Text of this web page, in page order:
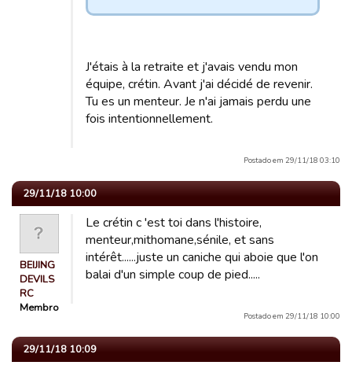
J'étais à la retraite et j'avais vendu mon
équipe, crétin. Avant j'ai décidé de revenir.
Tu es un menteur. Je n'ai jamais perdu une
fois intentionnellement.
Postado em 29/11/18 03:10
29/11/18 10:00
BEIJING
DEVILS
RC
Membro
Le crétin c 'est toi dans l'histoire,
menteur,mithomane,sénile, et sans
intérêt......juste un caniche qui aboie que l'on
balai d'un simple coup de pied.....
Postado em 29/11/18 10:00
29/11/18 10:09